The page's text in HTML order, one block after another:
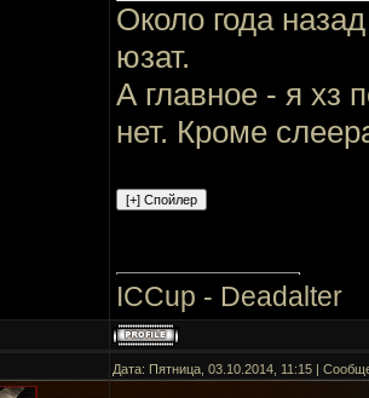
Около года
юзат.
А главное - я хз
нет. Кроме
ICCup - Deadalter
Дата: Пятница, 03.10.2014, 11:15 |